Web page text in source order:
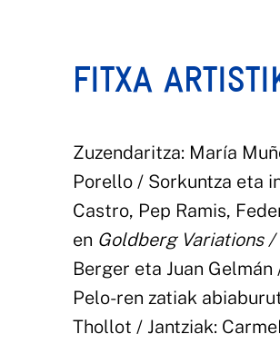
FITXA
Zuzendaritza: María
Porello / Sorkuntza eta
Castro, Pep Ramis,
en Goldberg Variations /
Berger eta Juan
Pelo-ren zatiak
Thollot / Jantziak: